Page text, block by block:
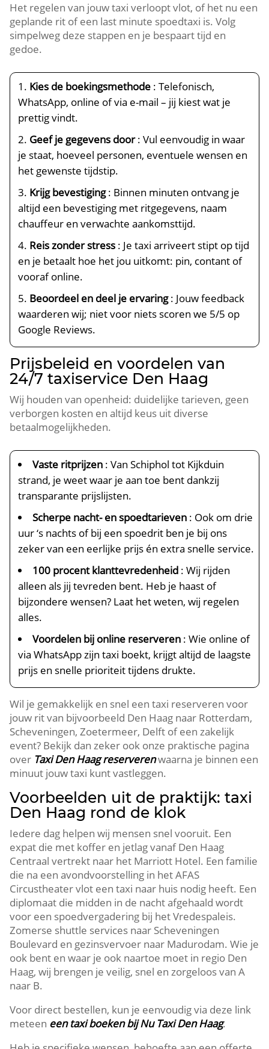
Het regelen van jouw taxi verloopt vlot, of het nu een
geplande rit of een last minute spoedtaxi is. Volg
simpelweg deze stappen en je bespaart tijd en
gedoe.
Kies de boekingsmethode : Telefonisch,
WhatsApp, online of via e-mail – jij kiest wat je
prettig vindt.
Geef je gegevens door: Vul eenvoudig in waar
je staat, hoeveel personen, eventuele wensen en
het gewenste tijdstip.
Krijg bevestiging: Binnen minuten ontvang je
altijd een bevestiging met ritgegevens, naam
chauffeur en verwachte aankomsttijd.
Reis zonder stress : Je taxi arriveert stipt op tijd
en je betaalt hoe het jou uitkomt: pin, contant of
vooraf online.
Beoordeel en deel je ervaring: Jouw feedback
waarderen wij; niet voor niets scoren we 5/5 op
Google Reviews.
Prijsbeleid en voordelen van
24/7 taxiservice Den Haag
Wij houden van openheid: duidelijke tarieven, geen
verborgen kosten en altijd keus uit diverse
betaalmogelijkheden.
Vaste ritprijzen : Van Schiphol tot Kijkduin
strand, je weet waar je aan toe bent dankzij
transparante prijslijsten.
Scherpe nacht- en spoedtarieven : Ook om drie
uur ‘s nachts of bij een spoedrit ben je bij ons
zeker van een eerlijke prijs én extra snelle service.
100 procent klanttevredenheid : Wij rijden
alleen als jij tevreden bent. Heb je haast of
bijzondere wensen? Laat het weten, wij regelen
alles.
Voordelen bij online reserveren : Wie online of
via WhatsApp zijn taxi boekt, krijgt altijd de laagste
prijs en snelle prioriteit tijdens drukte.
Wil je gemakkelijk en snel een taxi reserveren voor
jouw rit van bijvoorbeeld Den Haag naar Rotterdam,
Scheveningen, Zoetermeer, Delft of een zakelijk
event? Bekijk dan zeker ook onze praktische pagina
over Taxi Den Haag reserverenwaarna je binnen een
minuut jouw taxi kunt vastleggen.
Voorbeelden uit de praktijk: taxi
Den Haag rond de klok
Iedere dag helpen wij mensen snel vooruit. Een
expat die met koffer en jetlag vanaf Den Haag
Centraal vertrekt naar het Marriott Hotel. Een familie
die na een avondvoorstelling in het AFAS
Circustheater vlot een taxi naar huis nodig heeft. Een
diplomaat die midden in de nacht afgehaald wordt
voor een spoedvergadering bij het Vredespaleis.
Zomerse shuttle services naar Scheveningen
Boulevard en gezinsvervoer naar Madurodam. Wie je
ook bent en waar je ook naartoe moet in regio Den
Haag, wij brengen je veilig, snel en zorgeloos van A
naar B.
Voor direct bestellen, kun je eenvoudig via deze link
meteen een taxi boeken bij Nu Taxi Den Haag.